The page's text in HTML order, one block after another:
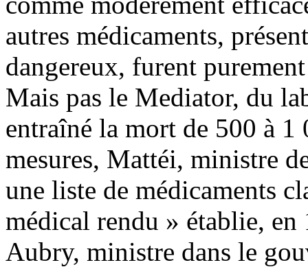
autres médicaments,
dangereux, furent
Mais pas le Mediator, du
entraîné la mort de 500 à
mesures, Mattéi, ministre
une liste de médicaments
médical rendu » établie,
Aubry, ministre dans le